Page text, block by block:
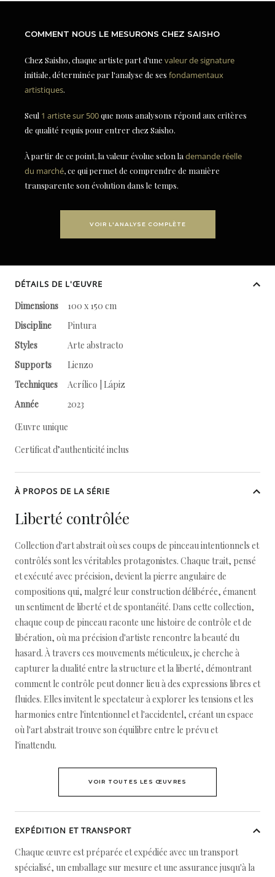
COMMENT NOUS LE MESURONS CHEZ SAISHO
Chez Saisho, chaque artiste part d'une valeur de signature
initiale, déterminée par l'analyse de ses fondamentaux
artistiques.
Seul 1 artiste sur 500que nous analysons répond aux critères
de qualité requis pour entrer chez Saisho.
À partir de ce point, la valeur évolue selon la demande réelle
du marché, ce qui permet de comprendre de manière
transparente son évolution dans le temps.
VOIR L'ANALYSE COMPLÈTE
DÉTAILS DE L'ŒUVRE
Dimensions
100 x 150 cm
Discipline
Pintura
Styles
Arte abstracto
Supports
Lienzo
Techniques
Acrílico | Lápiz
Année
2023
Œuvre unique
Certificat d’authenticité inclus
À PROPOS DE LA SÉRIE
Liberté contrôlée
Collection d'art abstrait où ses coups de pinceau intentionnels et
contrôlés sont les véritables protagonistes. Chaque trait, pensé
et exécuté avec précision, devient la pierre angulaire de
compositions qui, malgré leur construction délibérée, émanent
un sentiment de liberté et de spontanéité. Dans cette collection,
chaque coup de pinceau raconte une histoire de contrôle et de
libération, où ma précision d'artiste rencontre la beauté du
hasard. À travers ces mouvements méticuleux, je cherche à
capturer la dualité entre la structure et la liberté, démontrant
comment le contrôle peut donner lieu à des expressions libres et
fluides. Elles invitent le spectateur à explorer les tensions et les
harmonies entre l'intentionnel et l'accidentel, créant un espace
où l'art abstrait trouve son équilibre entre le prévu et
l'inattendu.
VOIR TOUTES LES ŒUVRES
EXPÉDITION ET TRANSPORT
Chaque œuvre est préparée et expédiée avec un transport
spécialisé, un emballage sur mesure et une assurance jusqu'à la